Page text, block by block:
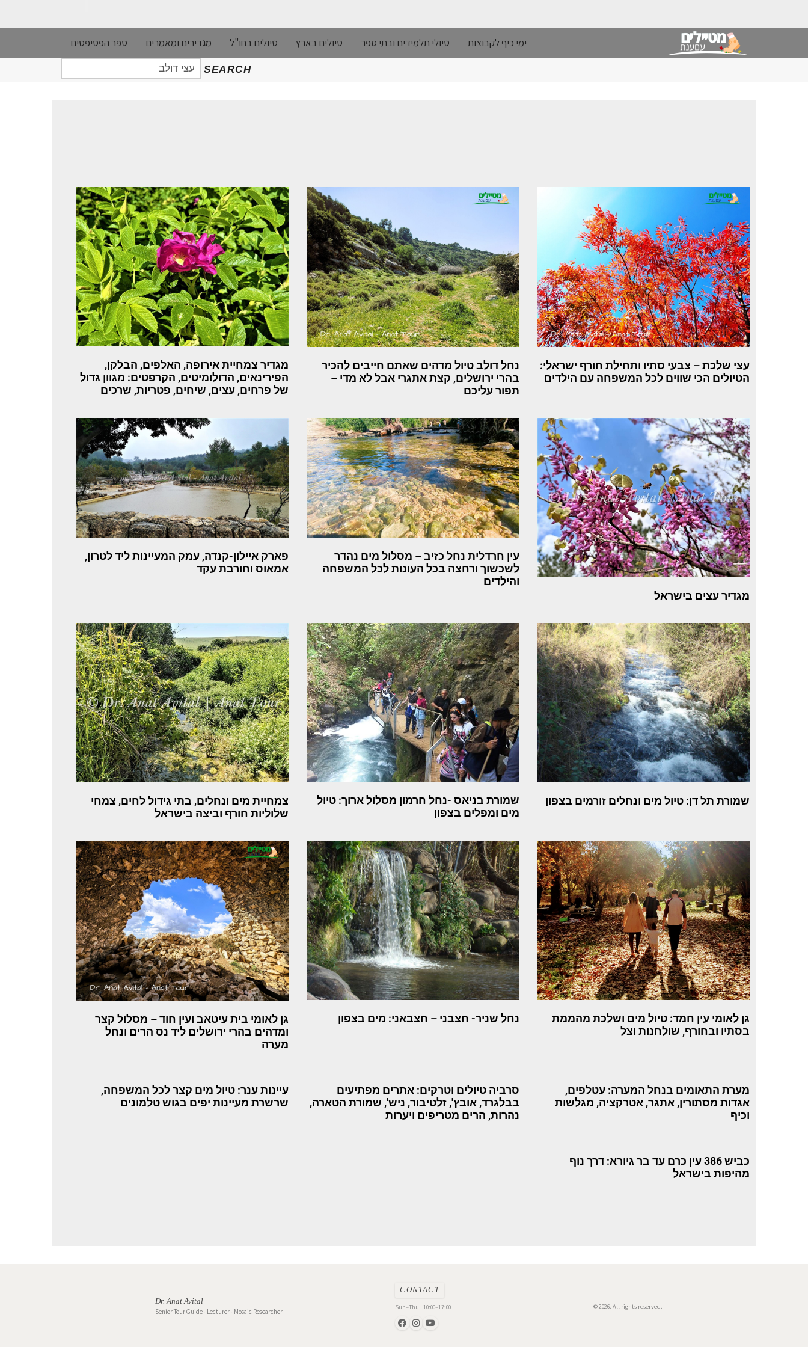
ימי כיף לקבוצות טיולי תלמידים ובתי ספר טיולים בארץ טיולים בחו"ל מגדירים ומאמרים ספר הפסיפסים
SEARCH
חיפוש
עבור:
עצי שלכת – צבעי סתיו ותחילת חורף ישראלי:
הטיולים הכי שווים לכל המשפחה עם הילדים
נחל דולב טיול מדהים שאתם חייבים להכיר
בהרי ירושלים, קצת אתגרי אבל לא מדי –
תפור עליכם
מגדיר צמחיית אירופה, האלפים, הבלקן,
הפירינאים, הדולומיטים, הקרפטים: מגוון גדול
של פרחים, עצים, שיחים, פטריות, שרכים
מגדיר עצים בישראל
עין חרדלית נחל כזיב – מסלול מים נהדר
לשכשוך ורחצה בכל העונות לכל המשפחה
והילדים
פארק איילון-קנדה, עמק המעיינות ליד לטרון,
אמאוס וחורבת עקד
שמורת תל דן: טיול מים ונחלים זורמים בצפון
שמורת בניאס -נחל חרמון מסלול ארוך: טיול
מים ומפלים בצפון
צמחיית מים ונחלים, בתי גידול לחים, צמחי
שלוליות חורף וביצה בישראל
גן לאומי עין חמד: טיול מים ושלכת מהממת
בסתיו ובחורף, שולחנות וצל
נחל שניר- חצבני – חצבאני: מים בצפון
גן לאומי בית עיטאב ועין חוד – מסלול קצר
ומדהים בהרי ירושלים ליד נס הרים ונחל
מערה
מערת התאומים בנחל המערה: עטלפים,
אגדות מסתורין, אתגר, אטרקציה, מגלשות
וכיף
סרביה טיולים וטרקים: אתרים מפתיעים
בבלגרד, אובץ', זלטיבור, ניש', שמורת הטארה,
נהרות, הרים מטריפים ויערות
עיינות ענר: טיול מים קצר לכל המשפחה,
שרשרת מעיינות יפים בגוש טלמונים
כביש 386 עין כרם עד בר גיורא: דרך נוף
מהיפות בישראל
© 2026. All rights reserved.
CONTACT
Sun–Thu · 10:00–17:00
Dr. Anat Avital
Senior Tour Guide · Lecturer · Mosaic Researcher